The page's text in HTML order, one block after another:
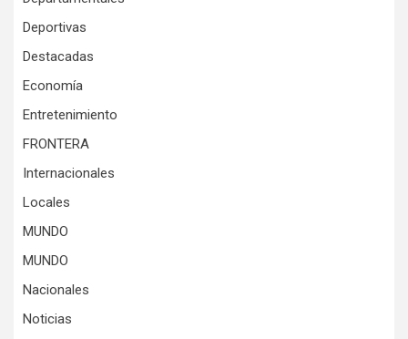
Deportivas
Destacadas
Economía
Entretenimiento
FRONTERA
Internacionales
Locales
MUNDO
MUNDO
Nacionales
Noticias